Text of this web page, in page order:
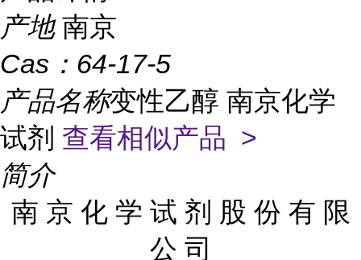
产地 南京
Cas： 64-17-5
产品名称变性乙醇 南京化学
试剂 查看相似产品 >
简介
南 京 化 学 试 剂 股 份 有 限
公 司